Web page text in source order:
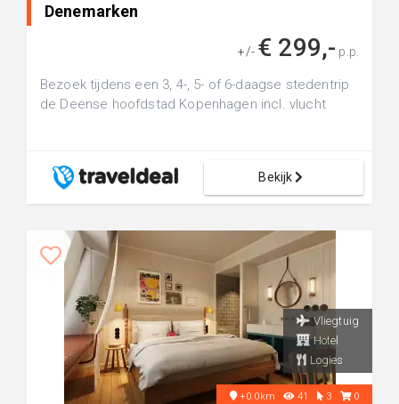
Denemarken
+/- € 299,- p.p.
Bezoek tijdens een 3, 4-, 5- of 6-daagse stedentrip
de Deense hoofdstad Kopenhagen incl. vlucht
Bekijk
Vliegtuig
Hotel
Logies
+0.0km 41 3 0